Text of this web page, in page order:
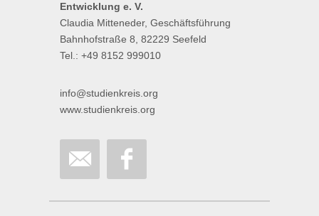
Entwicklung e. V.
Claudia Mitteneder, Geschäftsführung
Bahnhofstraße 8, 82229 Seefeld
Tel.: +49 8152 999010
info@studienkreis.org
www.studienkreis.org